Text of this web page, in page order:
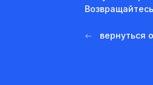
вернуться